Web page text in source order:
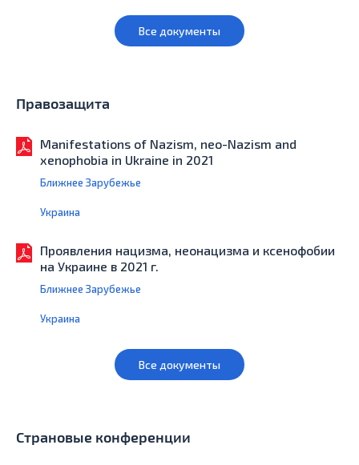
Все документы
Правозащита
Manifestations of Nazism, neo-Nazism and
xenophobia in Ukraine in 2021
Ближнее Зарубежье
Украина
Проявления нацизма, неонацизма и ксенофобии
на Украине в 2021 г.
Ближнее Зарубежье
Украина
Все документы
Страновые конференции